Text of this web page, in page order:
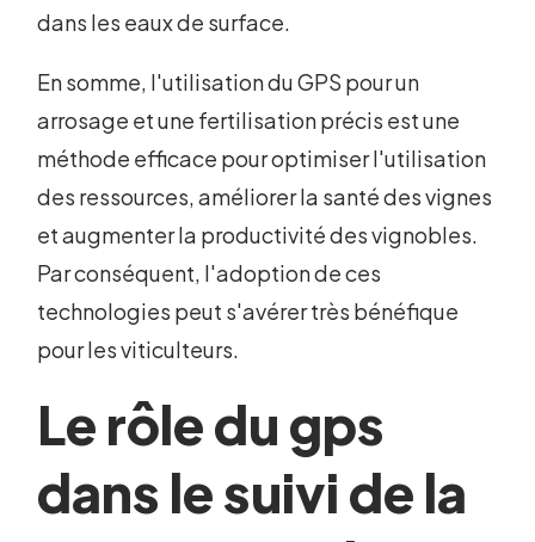
dans les eaux de surface.
En somme, l'utilisation du GPS pour un
arrosage et une fertilisation précis est une
méthode efficace pour optimiser l'utilisation
des ressources, améliorer la santé des vignes
et augmenter la productivité des vignobles.
Par conséquent, l'adoption de ces
technologies peut s'avérer très bénéfique
pour les viticulteurs.
Le rôle du gps
dans le suivi de la